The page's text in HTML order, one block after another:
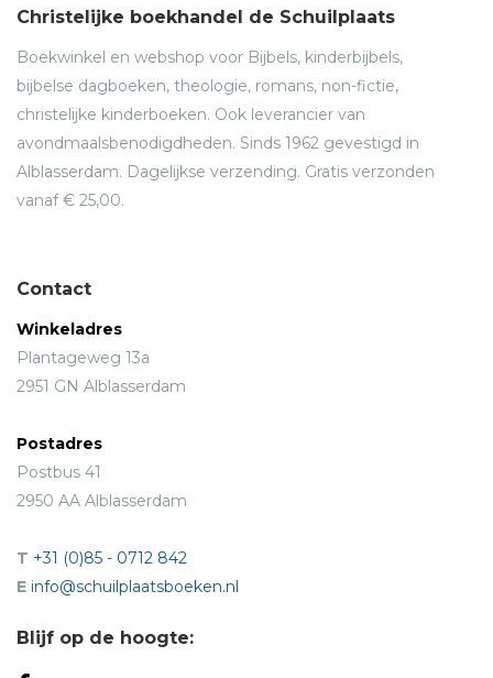
Christelijke boekhandel de Schuilplaats
Boekwinkel en webshop voor Bijbels, kinderbijbels,
bijbelse dagboeken, theologie, romans, non-fictie,
christelijke kinderboeken. Ook leverancier van
avondmaalsbenodigdheden. Sinds 1962 gevestigd in
Alblasserdam. Dagelijkse verzending. Gratis verzonden
vanaf € 25,00.
Contact
Winkeladres
Plantageweg 13a
2951 GN Alblasserdam
Postadres
Postbus 41
2950 AA Alblasserdam
T +31 (0)85 - 0712 842
E info@schuilplaatsboeken.nl
Blijf op de hoogte: